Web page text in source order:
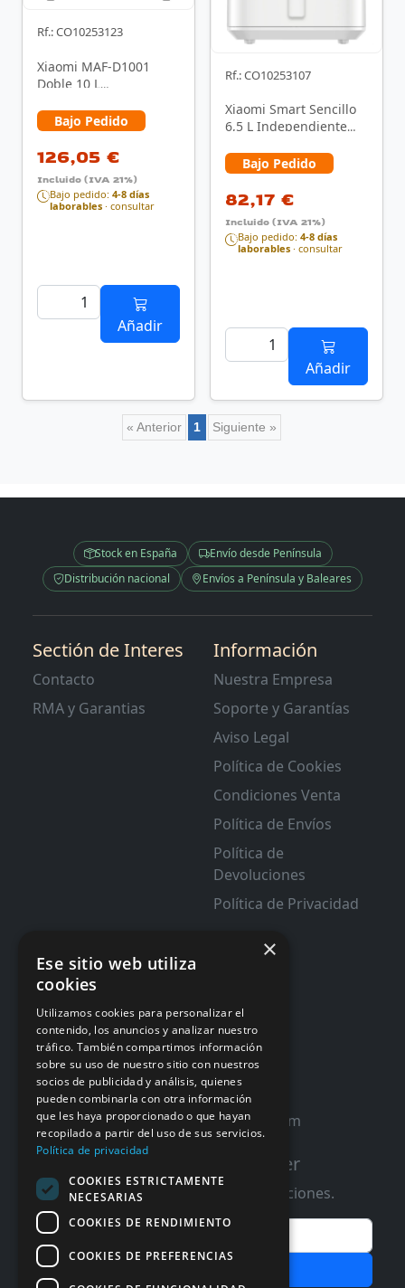
Rf.: CO10253123
Xiaomi MAF-D1001
Doble 10 L
Freidora de aire
caliente Negro
Bajo Pedido
126,05 €
Incluido (IVA 21%)
Bajo pedido: 4-8 días
laborables · consultar
Añadir
Rf.: CO10253107
Xiaomi Smart Sencillo
6,5 L Independiente
aire caliente …
Bajo Pedido
82,17 €
Incluido (IVA 21%)
Bajo pedido: 4-8 días
laborables · consultar
Añadir
« Anterior 1 Siguiente »
Stock en España
Envío desde Península
Distribución nacional
Envíos a Península y Baleares
Sectión de Interes
Contacto
RMA y Garantias
Información
Nuestra Empresa
Soporte y Garantías
Aviso Legal
Política de Cookies
Condiciones Venta
Política de Envíos
Política de
Devoluciones
Política de Privacidad
InforSystem Programacion y
España
contacto@distribucioninformatica.com
Suscribete a nuestro Newsletter
Te informaremos de ofertas y promociones.
Email
×
Ese sitio web utiliza
cookies
Utilizamos cookies para personalizar el
contenido, los anuncios y analizar nuestro
tráfico. También compartimos información
sobre su uso de nuestro sitio con nuestros
socios de publicidad y análisis, quienes
pueden combinarla con otra información
que les haya proporcionado o que hayan
recopilado a partir del uso de sus servicios.
Política de privacidad
COOKIES ESTRICTAMENTE
NECESARIAS
COOKIES DE RENDIMIENTO
COOKIES DE PREFERENCIAS